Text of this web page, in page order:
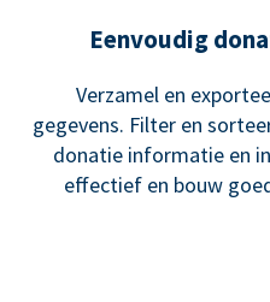
Eenvoudig
Verzamel en
gegevens. Filter en
donatie informatie en
effectief en bouw